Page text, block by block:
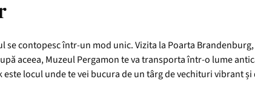
contopesc într-un mod unic. Vizita la Poarta
aceea, Muzeul Pergamon te va transporta într-o lume
locul unde te vei bucura de un târg de vechituri vibrant